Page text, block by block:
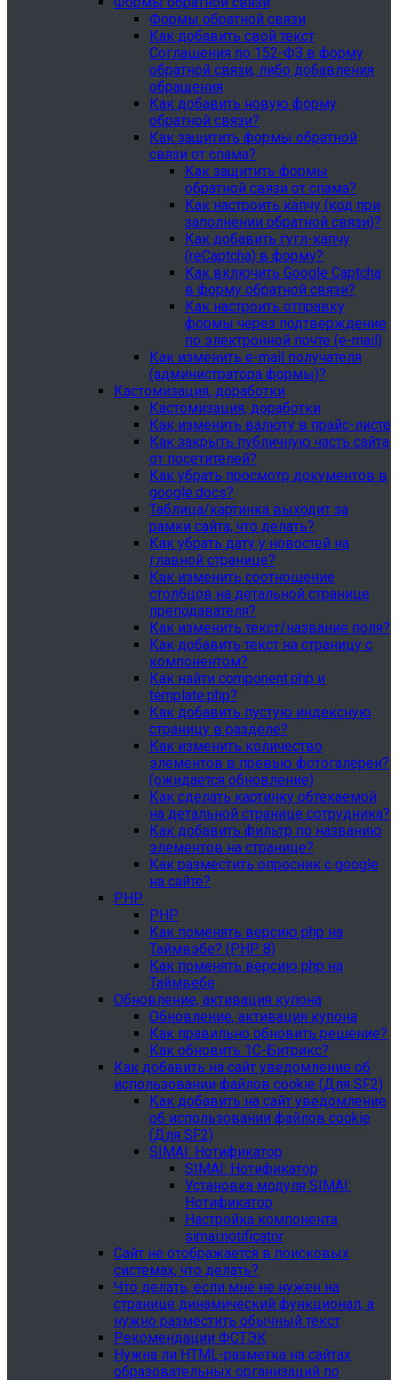
Формы обратной связи
Как добавить свой текст
Соглашения по 152-ФЗ в форму
обратной связи, либо добавления
обращения
Как добавить новую форму
обратной связи?
Как защитить формы обратной
связи от спама?
Как защитить формы
обратной связи от спама?
Как настроить капчу (код при
заполнении обратной связи)?
Как добавить гугл-капчу
(reCaptcha) в форму?
Как включить Google Captcha
в форму обратной связи?
Как настроить отправку
формы через подтверждение
по электронной почте (e-mail)
Как изменить e-mail получателя
(администратора формы)?
Кастомизация, доработки
Кастомизация, доработки
Как изменить валюту в прайс-листе
Как закрыть публичную часть сайта
от посетителей?
Как убрать просмотр документов в
google.docs?
Таблица/картинка выходит за
рамки сайта, что делать?
Как убрать дату у новостей на
главной странице?
Как изменить соотношение
столбцов на детальной странице
преподавателя?
Как изменить текст/название поля?
Как добавить текст на страницу с
компонентом?
Как найти component.php и
template.php?
Как добавить пустую индексную
страницу в разделе?
Как изменить количество
элементов в превью фотогалереи?
(ожидается обновление)
Как сделать картинку обтекаемой
на детальной странице сотрудника?
Как добавить фильтр по названию
элементов на странице?
Как разместить опросник с google
на сайте?
PHP
PHP
Как поменять версию php на
Таймвэбе? (PHP 8)
Как поменять версию php на
Таймвебе
Обновление, активация купона
Обновление, активация купона
Как правильно обновить решение?
Как обновить 1С-Битрикс?
Как добавить на сайт уведомление об
использовании файлов cookie (Для SF2)
Как добавить на сайт уведомление
об использовании файлов cookie
(Для SF2)
SIMAI: Нотификатор
SIMAI: Нотификатор
Установка модуля SIMAI:
Нотификатор
Настройка компонента
simai:notificator
Сайт не отображается в поисковых
системах, что делать?
Что делать, если мне не нужен на
странице динамический функционал, а
нужно разместить обычный текст
Рекомендации ФСТЭК
Нужна ли HTML-разметка на сайтах
образовательных организаций по